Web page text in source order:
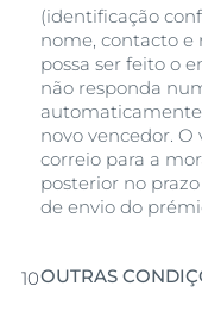
(identificação
nome, contacto e
possa ser feito o
não responda
automaticamente
novo vencedor.
correio para a
posterior no
de envio do
OUTRAS